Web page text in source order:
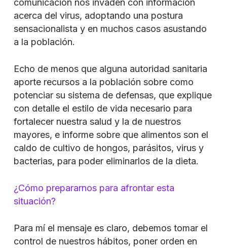
comunicación nos invaden con información
acerca del virus, adoptando una postura
sensacionalista y en muchos casos asustando
a la población.
Echo de menos que alguna autoridad sanitaria
aporte recursos a la población sobre como
potenciar su sistema de defensas, que explique
con detalle el estilo de vida necesario para
fortalecer nuestra salud y la de nuestros
mayores, e informe sobre que alimentos son el
caldo de cultivo de hongos, parásitos, virus y
bacterias, para poder eliminarlos de la dieta.
¿Cómo prepararnos para afrontar esta
situación?
Para mí el mensaje es claro, debemos tomar el
control de nuestros hábitos, poner orden en